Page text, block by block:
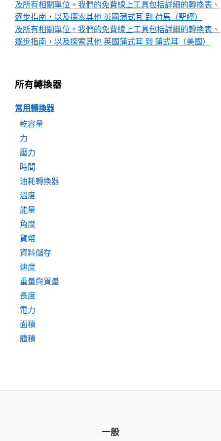
及所有相關單位。我們的免費線上工具包括詳細的轉換表、
逐步指南，以及探索其他 英國蒲式耳 到 荷馬（聖經）
及所有相關單位。我們的免費線上工具包括詳細的轉換表、
逐步指南，以及探索其他 英國蒲式耳 到 蒲式耳（美國）
所有轉換器
常用轉換器
乾容量
力
壓力
時間
油耗轉換器
溫度
能量
角度
貨幣
資料儲存
速度
重量與質量
長度
電力
面積
體積
一般